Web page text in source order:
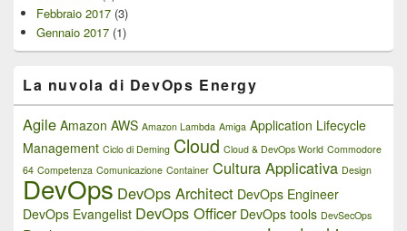
Febbraio 2017 (3)
Gennaio 2017 (1)
La nuvola di DevOps Energy
Agile Amazon AWS Amazon Lambda Amiga Application Lifecycle
Management Ciclo di Deming Cloud Cloud & DevOps World Commodore
64 Competenza Comunicazione Container Cultura Applicativa Design
DevOps DevOps Architect DevOps Engineer
DevOps Evangelist DevOps Officer DevOps tools DevSecOps